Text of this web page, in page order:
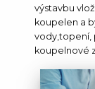
výstavbu
koupelen a
vody,topení,
koupelnové